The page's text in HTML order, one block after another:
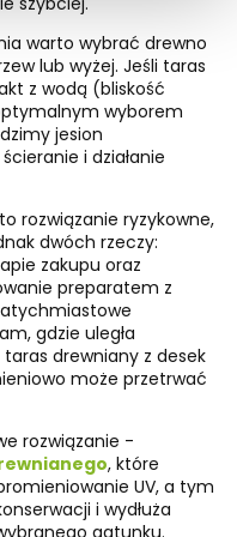
warto wybrać drewno
lub wyżej. Jeśli taras
z wodą (bliskość
wyborem
jesion
i działanie
rozwiązanie ryzykowne,
dwóch rzeczy:
zakupu oraz
preparatem z
gdzie uległa
drewniany z desek
może przetrwać
rozwiązanie -
, które
UV, a tym
i wydłuża
gatunku.